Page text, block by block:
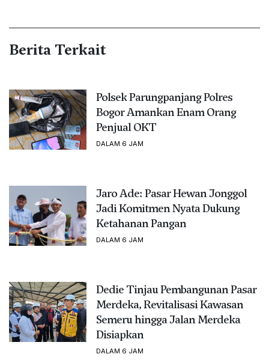
Berita Terkait
Polsek Parungpanjang Polres
Bogor Amankan Enam Orang
Penjual OKT
DALAM 6 JAM
Jaro Ade: Pasar Hewan Jonggol
Jadi Komitmen Nyata Dukung
Ketahanan Pangan
DALAM 6 JAM
Dedie Tinjau Pembangunan Pasar
Merdeka, Revitalisasi Kawasan
Semeru hingga Jalan Merdeka
Disiapkan
DALAM 6 JAM